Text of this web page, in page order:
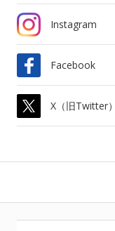
Instagram
Facebook
X（旧Twitter）